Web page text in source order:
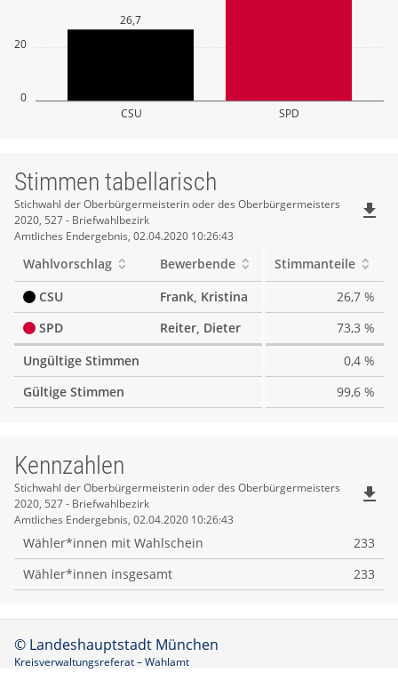
0
20
CSU SPD
26,7
Stimmen tabellarisch
Stimmen
tabellarisch
Stichwahl der Oberbürgermeisterin oder des Oberbürgermeisters
2020, 527 - Briefwahlbezirk
Amtliches Endergebnis, 02.04.2020 10:26:43
file_download
Wahlvorschlag Bewerbende
Stimmanteile
CSU
Frank, Kristina
26,7 %
SPD
Reiter, Dieter
73,3 %
Ungültige Stimmen
0,4 %
Gültige Stimmen
99,6 %
Kennzahlen
Kennzahlen
Stichwahl der Oberbürgermeisterin oder des Oberbürgermeisters
2020, 527 - Briefwahlbezirk
Amtliches Endergebnis, 02.04.2020 10:26:43
file_download
Wähler*innen mit Wahlschein
233
Wähler*innen insgesamt
233
© Landeshauptstadt München
Kreisverwaltungsreferat – Wahlamt